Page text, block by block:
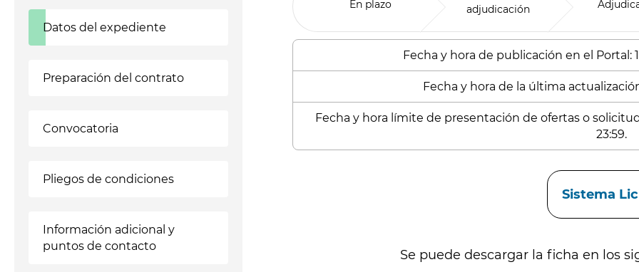
Datos del expediente
Preparación del contrato
Convocatoria
Pliegos de condiciones
Información adicional y
puntos de contacto
En plazo
adjudicación
Fecha y hora de publicación en el Portal:
Fecha y hora de la última
Fecha y hora límite de presentación de ofertas o
23:59.
Sistema
Se puede descargar la ficha en los